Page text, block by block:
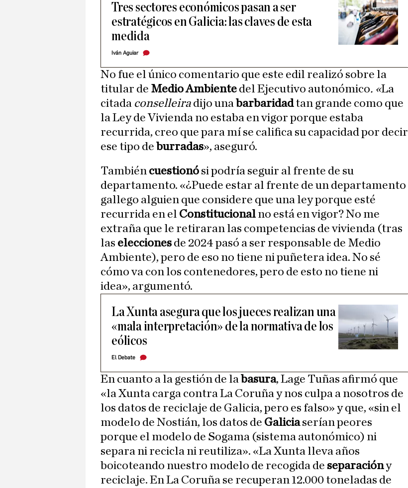
Tres sectores ​económicos pasan a ser
estratégicos en Galicia: las claves de esta
medida
Iván Aguiar
No fue el único comentario que este edil realizó sobre la
titular de Medio Ambiente del Ejecutivo autonómico. «La
citada conselleira dijo unabarbaridadtan grande como que
la Ley de Vivienda no estaba en vigor porque estaba
recurrida, creo que para mí se califica su capacidad por decir
ese tipo de burradas», aseguró.
También cuestionó si podría seguir al frente de su
departamento. «¿Puede estar al frente de un departamento
gallego alguien que considere que una ley porque esté
recurrida en el Constitucional no está en vigor? No me
extraña que le retiraran las competencias de vivienda (tras
las elecciones de 2024 pasó a ser responsable de Medio
Ambiente), pero de eso no tiene ni puñetera idea. No sé
cómo va con los contenedores, pero de esto no tiene ni
idea», argumentó.
La Xunta asegura que los jueces realizan una
«mala interpretación» de la normativa de los
eólicos
El Debate
En cuanto a la gestión de labasura, Lage Tuñas afirmó que
«la Xunta carga contra La Coruña y nos culpa a nosotros de
los datos de reciclaje de Galicia, pero es falso» y que, «sin el
modelo de Nostián, los datos de Galiciaserían peores
porque el modelo de Sogama (sistema autonómico) ni
separa ni recicla ni reutiliza». «La Xunta lleva años
boicoteando nuestro modelo de recogida de separacióny
reciclaje. En La Coruña se recuperan 12.000 toneladas de